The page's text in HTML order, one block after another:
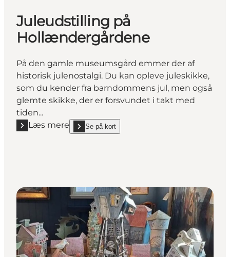
Juleudstilling på
Hollændergårdene
På den gamle museumsgård emmer der af
historisk julenostalgi. Du kan opleve juleskikke,
som du kender fra barndommens jul, men også
glemte skikke, der er forsvundet i takt med
tiden...
Læs mere
Læs mere "Juleudstilling på Hollændergårdene"
Se på kort
show Juleudstilling på Hollændergårdene on_map